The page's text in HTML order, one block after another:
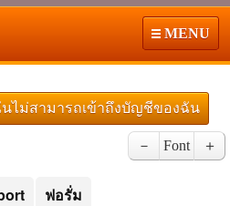
MENU
ไม่สามารถเข้าถึงบัญชีของฉัน
－ Font ＋
ฟอรั่ม